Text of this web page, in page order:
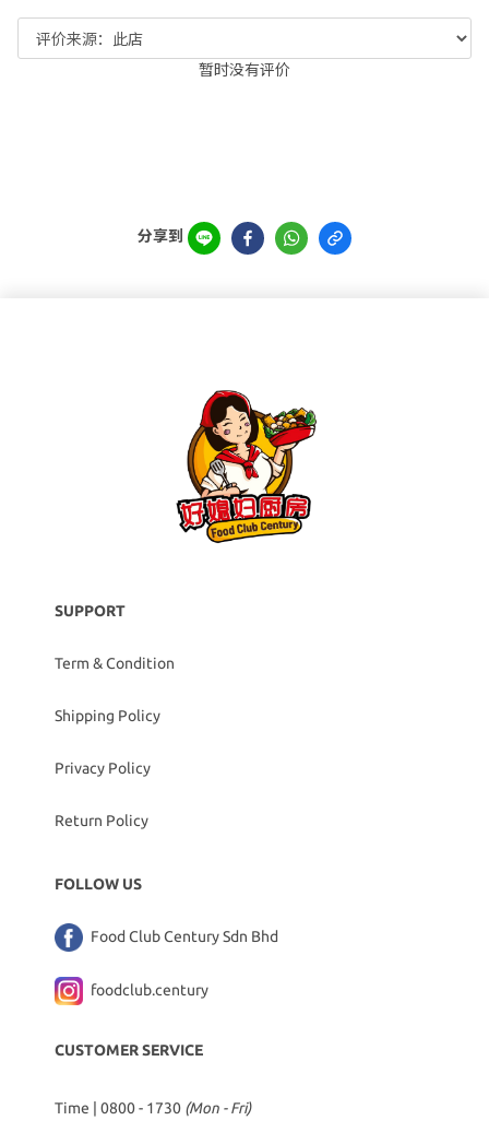
暂时没有评价
分享到
SUPPORT
Term & Condition
Shipping Policy
Privacy Policy
Return Policy
FOLLOW US
Food Club Century Sdn Bhd
foodclub.century
CUSTOMER SERVICE
Time | 0800 - 1730 (Mon - Fri)